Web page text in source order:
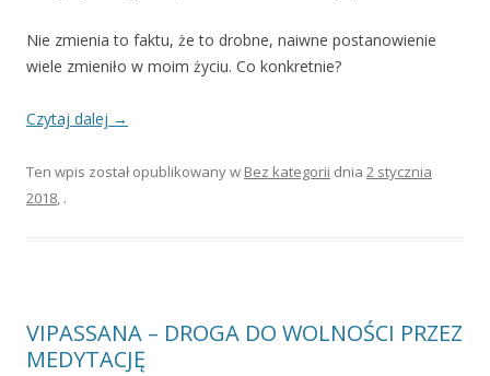
Nie zmienia to faktu, że to drobne, naiwne postanowienie
wiele zmieniło w moim życiu. Co konkretnie?
Czytaj dalej →
Ten wpis został opublikowany w Bez kategorii dnia 2 stycznia
2018, .
VIPASSANA – DROGA DO WOLNOŚCI PRZEZ
MEDYTACJĘ